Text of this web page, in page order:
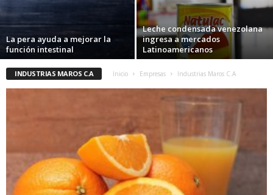
La pera ayuda a mejorar la
función intestinal
Leche condensada venezolana
ingresa a mercados
Latinoamericanos
INDUSTRIAS MAROS C.A Inicio Empresas Industrias Maros C.A